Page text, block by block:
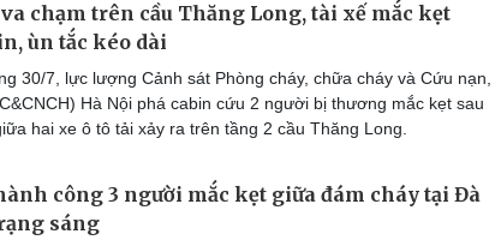
chạm trên cầu Thăng Long, tài xế mắc kẹt
ùn tắc kéo dài
30/7, lực lượng Cảnh sát Phòng cháy, chữa cháy và Cứu nạn,
Hà Nội phá cabin cứu 2 người bị thương mắc kẹt sau
hai xe ô tô tải xảy ra trên tầng 2 cầu Thăng Long.
công 3 người mắc kẹt giữa đám cháy tại Đà
sáng